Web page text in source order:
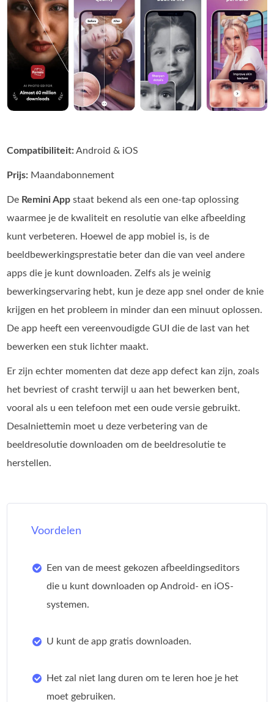
Compatibiliteit:Android & iOS
Prijs: Maandabonnement
De Remini App staat bekend als een one‑tap oplossing
waarmee je de kwaliteit en resolutie van elke afbeelding
kunt verbeteren. Hoewel de app mobiel is, is de
beeldbewerkingsprestatie beter dan die van veel andere
apps die je kunt downloaden. Zelfs als je weinig
bewerkingservaring hebt, kun je deze app snel onder de knie
krijgen en het probleem in minder dan een minuut oplossen.
De app heeft een vereenvoudigde GUI die de last van het
bewerken een stuk lichter maakt.
Er zijn echter momenten dat deze app defect kan zijn, zoals
het bevriest of crasht terwijl u aan het bewerken bent,
vooral als u een telefoon met een oude versie gebruikt.
Desalniettemin moet u deze verbetering van de
beeldresolutie downloaden om de beeldresolutie te
herstellen.
Voordelen
Een van de meest gekozen afbeeldingseditors
die u kunt downloaden op Android- en iOS-
systemen.
U kunt de app gratis downloaden.
Het zal niet lang duren om te leren hoe je het
moet gebruiken.